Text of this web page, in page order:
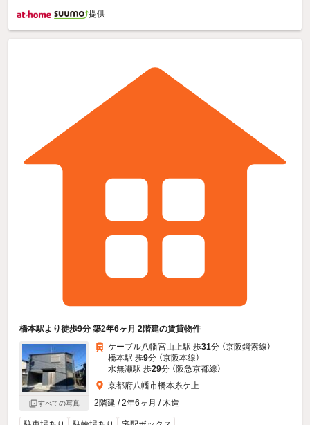
提供
橋本駅より徒歩9分 築2年6ヶ月 2階建の賃貸物件
すべての写真
ケーブル八幡宮山上駅 歩31分 （京阪鋼索線）
橋本駅 歩9分 （京阪本線）
水無瀬駅 歩29分 （阪急京都線）
京都府八幡市橋本糸ケ上
2階建 / 2年6ヶ月 / 木造